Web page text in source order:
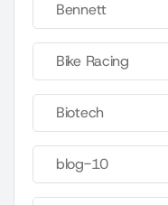
Bennett
Bike Racing
Biotech
blog-10